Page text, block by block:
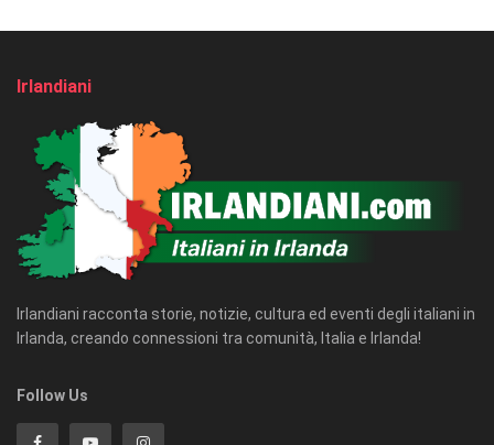
Irlandiani
Irlandiani racconta storie, notizie, cultura ed eventi degli italiani in
Irlanda, creando connessioni tra comunità, Italia e Irlanda!
Follow Us